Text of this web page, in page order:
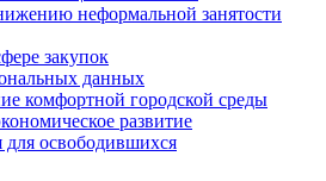
неформальной занятости
закупок
данных
комфортной городской среды
развитие
освободившихся